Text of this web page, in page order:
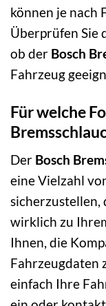
können je nach
Überprüfen Sie
ob der Bosch
Fahrzeug
Für welche
Der Bosch
eine Vielzahl
sicherzustellen,
wirklich zu
Ihnen, die
Fahrzeugdaten
einfach Ihre